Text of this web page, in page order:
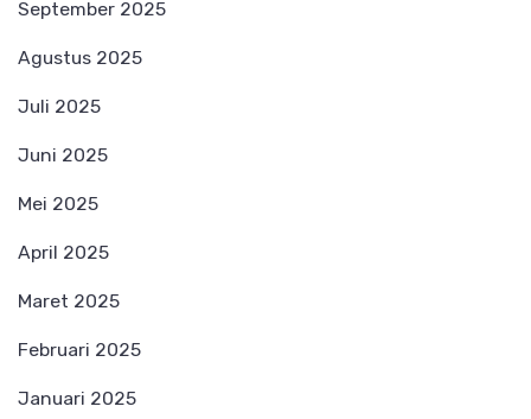
September 2025
Agustus 2025
Juli 2025
Juni 2025
Mei 2025
April 2025
Maret 2025
Februari 2025
Januari 2025